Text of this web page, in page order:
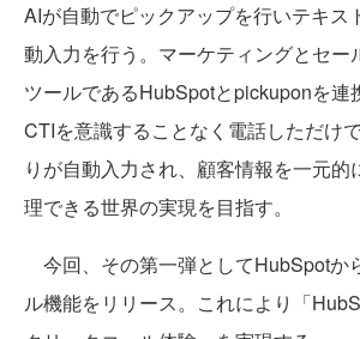
AIが自動でピックアップを行いテキス
動入力を行う。マーケティングとセー
ツールであるHubSpotとpickuponを連
CTIを意識することなく電話しただけ
りが自動入力され、顧客情報を一元的
理できる世界の実現を目指す。
今回、その第一弾としてHubSpotか
ル機能をリリース。これにより「